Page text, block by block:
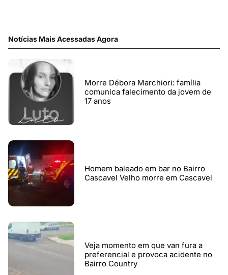
Notícias Mais Acessadas Agora
Morre Débora Marchiori: família
comunica falecimento da jovem de
17 anos
Homem baleado em bar no Bairro
Cascavel Velho morre em Cascavel
Veja momento em que van fura a
preferencial e provoca acidente no
Bairro Country